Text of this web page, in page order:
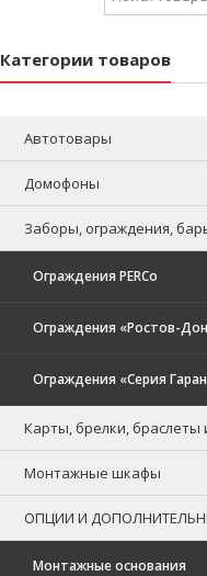
Категории товаров
Автотовары
Домофоны
Заборы, ограждения,
Ограждения PERCo
Ограждения «Ростов-
Ограждения «Серия
Карты, брелки,
Монтажные шкафы
ОПЦИИ И
Монтажные основания